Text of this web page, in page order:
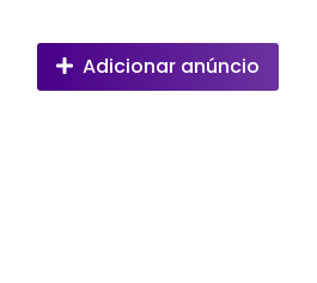
Adicionar anúncio